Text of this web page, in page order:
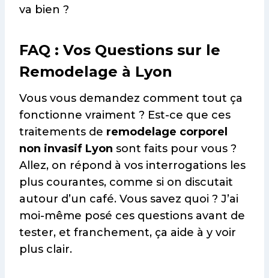
va bien ?
FAQ : Vos Questions sur le
Remodelage à Lyon
Vous vous demandez comment tout ça
fonctionne vraiment ? Est-ce que ces
traitements de remodelage corporel
non invasif Lyon sont faits pour vous ?
Allez, on répond à vos interrogations les
plus courantes, comme si on discutait
autour d’un café. Vous savez quoi ? J’ai
moi-même posé ces questions avant de
tester, et franchement, ça aide à y voir
plus clair.